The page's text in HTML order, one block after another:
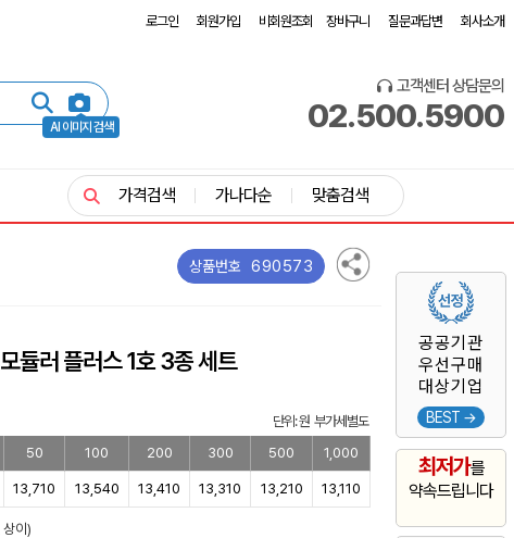
로그인 회원가입 비회원조회 장바구니 질문과답변 회사소개
AI 이미지 검색
고객센터 상담문의
02.500.5900
공공기관
우선구매
대상기업
BEST →
최저가를
약속드립니다
가격검색 가나다순 맞춤검색
상품번호 690573
듈러 플러스 1호 3종 세트
단위: 원 부가세별도
50 100 200 300 500 1,000
13,710 13,540 13,410 13,310 13,210 13,110
이)